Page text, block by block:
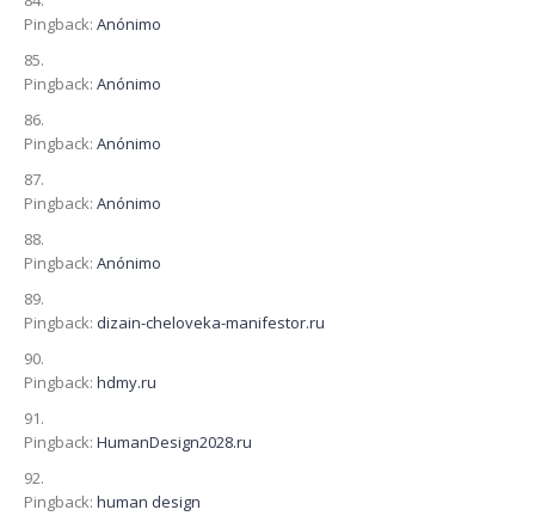
Pingback: Anónimo
Pingback: Anónimo
Pingback: Anónimo
Pingback: Anónimo
Pingback: Anónimo
Pingback: dizain-cheloveka-manifestor.ru
Pingback: hdmy.ru
Pingback: HumanDesign2028.ru
Pingback: human design